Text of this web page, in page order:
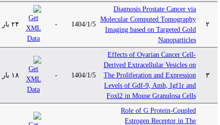
Diagnosis Prostate Cancer via
Molecular Computed Tomography
Imaging based on Targeted Gold
Nanoparticles
1404/1/5 ۲۴ بار
Effects of Ovarian Cancer Cell-
Derived Extracellular Vesicles on
The Proliferation and Expression
Levels of Gdf-9, Amh, Igf1r and
Foxl2 in Mouse Granulosa Cells
1404/1/5 ۱۸ بار
Role of G Protein-Coupled
Estrogen Receptor in The